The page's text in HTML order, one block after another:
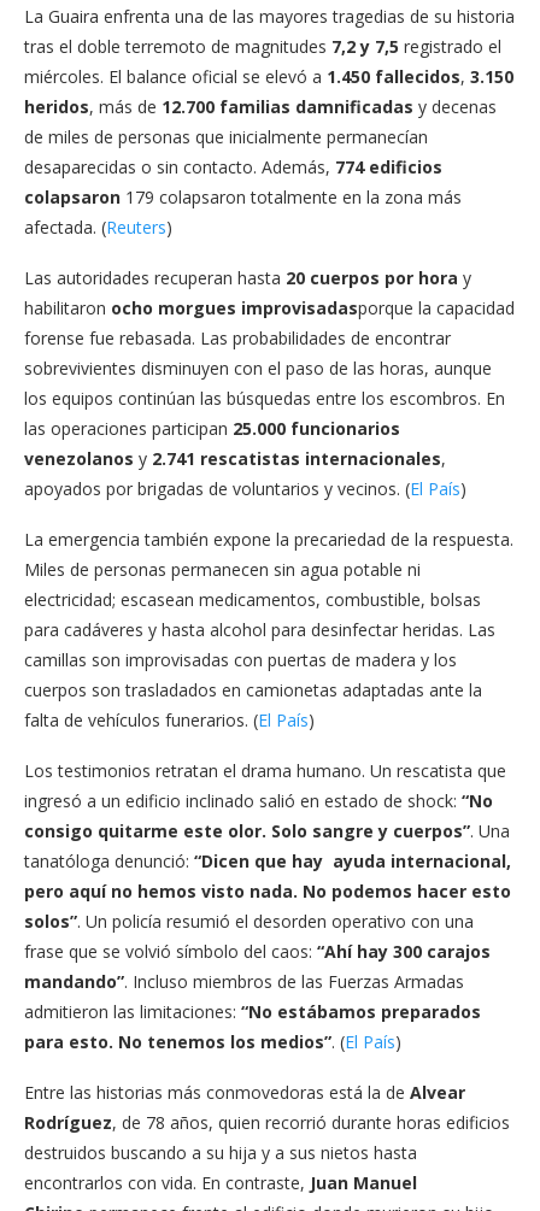
La Guaira enfrenta una de las mayores tragedias de su historia
tras el doble terremoto de magnitudes 7,2 y 7,5 registrado el
miércoles. El balance oficial se elevó a 1.450 fallecidos, 3.150
heridos, más de 12.700 familias damnificadas y decenas
de miles de personas que inicialmente permanecían
desaparecidas o sin contacto. Además, 774 edificios
colapsaron 179 colapsaron totalmente en la zona más
afectada. (Reuters)
Las autoridades recuperan hasta 20 cuerpos por hora y
habilitaron ocho morgues improvisadasporque la capacidad
forense fue rebasada. Las probabilidades de encontrar
sobrevivientes disminuyen con el paso de las horas, aunque
los equipos continúan las búsquedas entre los escombros. En
las operaciones participan 25.000 funcionarios
venezolanos y 2.741 rescatistas internacionales,
apoyados por brigadas de voluntarios y vecinos. (El País)
La emergencia también expone la precariedad de la respuesta.
Miles de personas permanecen sin agua potable ni
electricidad; escasean medicamentos, combustible, bolsas
para cadáveres y hasta alcohol para desinfectar heridas. Las
camillas son improvisadas con puertas de madera y los
cuerpos son trasladados en camionetas adaptadas ante la
falta de vehículos funerarios. (El País)
Los testimonios retratan el drama humano. Un rescatista que
ingresó a un edificio inclinado salió en estado de shock: “No
consigo quitarme este olor. Solo sangre y cuerpos”. Una
tanatóloga denunció: “Dicen que hay ayuda internacional,
pero aquí no hemos visto nada. No podemos hacer esto
solos”. Un policía resumió el desorden operativo con una
frase que se volvió símbolo del caos: “Ahí hay 300 carajos
mandando”. Incluso miembros de las Fuerzas Armadas
admitieron las limitaciones: “No estábamos preparados
para esto. No tenemos los medios”. (El País)
Entre las historias más conmovedoras está la de Alvear
Rodríguez, de 78 años, quien recorrió durante horas edificios
destruidos buscando a su hija y a sus nietos hasta
encontrarlos con vida. En contraste, Juan Manuel